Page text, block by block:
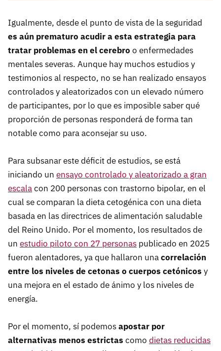
Igualmente, desde el punto de vista de la seguridad
es aún prematuro acudir a esta estrategia para
tratar problemas en el cerebro o enfermedades
mentales severas. Aunque hay muchos estudios y
testimonios al respecto, no se han realizado ensayos
controlados y aleatorizados con un elevado número
de participantes, por lo que es imposible saber qué
proporción de personas responderá de forma tan
notable como para aconsejar su uso.
Para subsanar este déficit de estudios, se está
iniciando un ensayo controlado y aleatorizado a gran
escalacon 200 personas con trastorno bipolar, en el
cual se comparan la dieta cetogénica con una dieta
basada en las directrices de alimentación saludable
del Reino Unido. Por el momento, los resultados de
un estudio piloto con 27 personas publicado en 2025
fueron alentadores, ya que hallaron unacorrelación
entre los niveles de cetonas o cuerpos cetónicos y
una mejora en el estado de ánimo y los niveles de
energía.
Por el momento, sí podemosapostar por
alternativas menos estrictas como dietas reducidas